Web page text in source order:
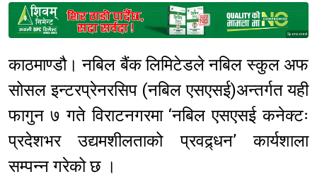
Sponsored
काठमाण्डौ। नबिल बैंक लिमिटेडले नबिल स्कुल अफ
सोसल इन्टरप्रेनरसिप (नबिल एसएसई)अन्तर्गत यही
फागुन ७ गते विराटनगरमा ‘नबिल एसएसई कनेक्टः
प्रदेशभर उद्यमशीलताको प्रवद्र्धन’ कार्यशाला
सम्पन्न गरेको छ ।